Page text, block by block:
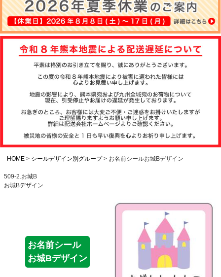
お買
い得
セッ
ト
スタ
ンプ
その
他
注文履歴
て
よくある質問
商品ガイド
HOME シールデザイン別グループ お名前シールお城Bデザイン
509-2.お城B
お城Bデザイン
お名前シール
お城Bデザイン